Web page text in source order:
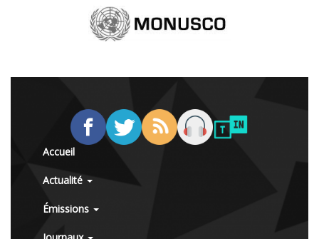
Accueil
Actualité
Émissions